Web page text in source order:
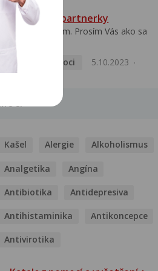
HPV typ 52 u partnerky
Dobrý deň prajem. Prosím Vás ako sa
Pohlavní nemoci
5.10.2023
Kašel Alergie Alkoholismus
Analgetika Angína
Antibiotika Antidepresiva
Antihistaminika Antikoncepce
Antivirotika